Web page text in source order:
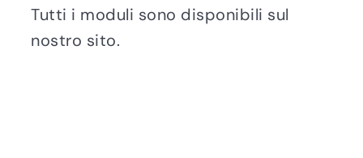
Tutti i moduli sono disponibili sul
nostro sito.